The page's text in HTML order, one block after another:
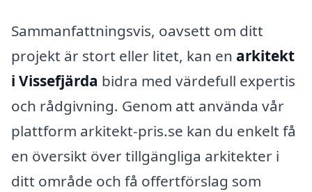
Sammanfattningsvis, oavsett om ditt
projekt är stort eller litet, kan en arkitekt
i Vissefjärda bidra med värdefull expertis
och rådgivning. Genom att använda vår
plattform arkitekt-pris.se kan du enkelt få
en översikt över tillgängliga arkitekter i
ditt område och få offertförslag som